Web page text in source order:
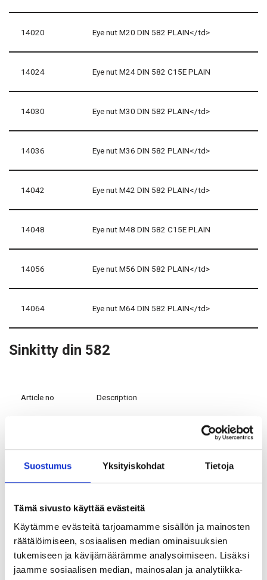
Suostumus Yksityiskohdat Tietoja
Tämä sivusto käyttää evästeitä
Käytämme evästeitä tarjoamamme sisällön ja mainosten
räätälöimiseen, sosiaalisen median ominaisuuksien
tukemiseen ja kävijämäärämme analysoimiseen. Lisäksi
jaamme sosiaalisen median, mainosalan ja analytiikka-
14020 Eye nut M20 DIN 582 PLAIN</td>
14024 Eye nut M24 DIN 582 C15E PLAIN
14030 Eye nut M30 DIN 582 PLAIN</td>
14036 Eye nut M36 DIN 582 PLAIN</td>
14042 Eye nut M42 DIN 582 PLAIN</td>
14048 Eye nut M48 DIN 582 C15E PLAIN
14056 Eye nut M56 DIN 582 PLAIN</td>
14064 Eye nut M64 DIN 582 PLAIN</td>
Sinkitty din 582
Article no Description
14112 Eye nut M12 DIN 582 ZP</td>